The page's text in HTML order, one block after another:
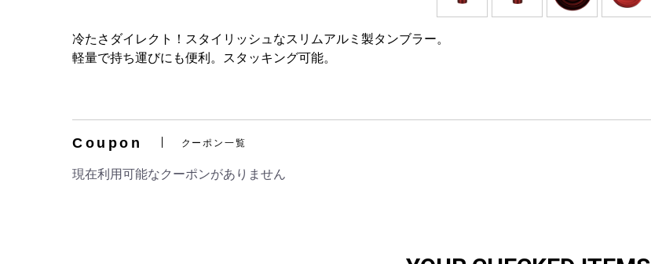
冷たさダイレクト！スタイリッシュなスリムアルミ製タンブラー。
軽量で持ち運びにも便利。スタッキング可能。
Coupon クーポン一覧
現在利用可能なクーポンがありません